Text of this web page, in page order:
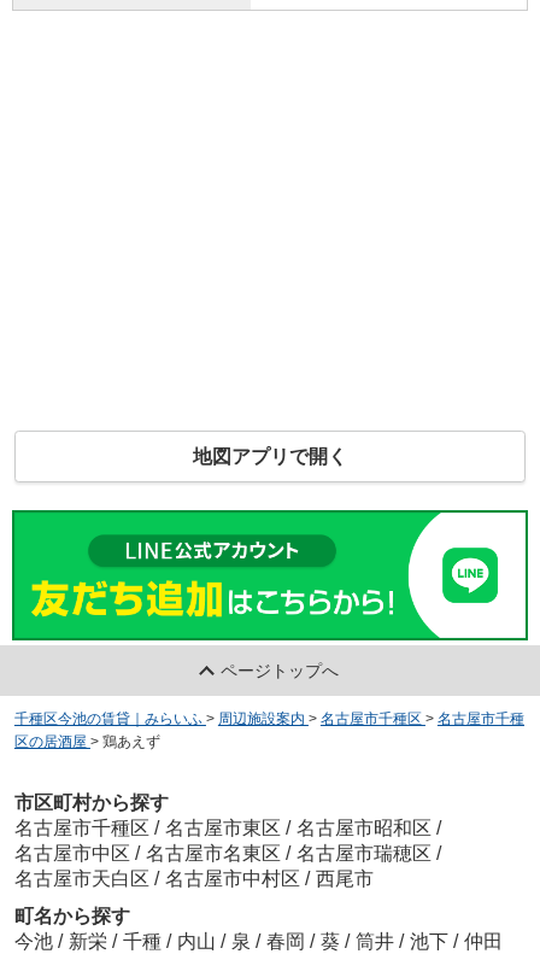
地図アプリで開く
ページトップへ
千種区今池の賃貸｜みらいふ > 周辺施設案内 > 名古屋市千種区 > 名古屋市千種
区の居酒屋 > 鶏あえず
市区町村から探す
名古屋市千種区 / 名古屋市東区 / 名古屋市昭和区 /
名古屋市中区 / 名古屋市名東区 / 名古屋市瑞穂区 /
名古屋市天白区 / 名古屋市中村区 / 西尾市
町名から探す
今池 / 新栄 / 千種 / 内山 / 泉 / 春岡 / 葵 / 筒井 / 池下 / 仲田